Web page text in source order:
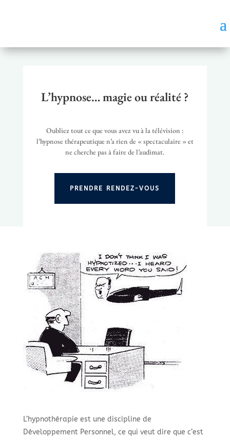
L’hypnose… magie ou réalité ?
Oubliez tout ce que vous avez vu à la télévision :
l’hypnose thérapeutique n’a rien de « spectaculaire » et
ne cherche pas à faire de l’audimat.
PRENDRE RENDEZ-VOUS
L’hypnothérapie est une discipline de
Développement Personnel, ce qui veut dire que c’est